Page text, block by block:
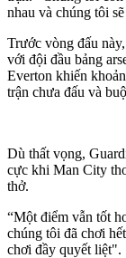
nhau và chúng tôi
Trước vòng đấu
với đội đầu bảng
Everton khiến
trận chưa đấu và
Dù thất vọng,
cực khi Man City
thở.
“Một điểm vẫn tốt
chúng tôi đã chơi
chơi đầy quyết liệt".